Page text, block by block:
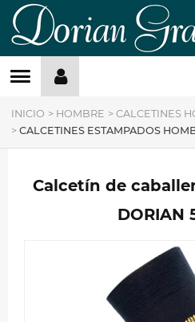
DorianGray
Filtros »
INICIO > HOMBRE > CALCETINES
> CALCETINES ESTAMPADOS
Calcetín de
DORIAN